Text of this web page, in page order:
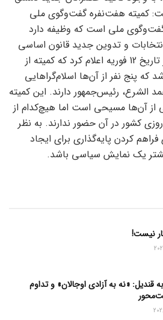
کمیته هفت‌نفره گفت‌وگوی ملی
ملی است که وظیفه دارد
و تدوین جدید قانون اساسی
تهیه کند. دولت دمشق در تاریخ 12 فوریه اعلام کرد که کمیته از
پنج نفر از آن‌ها اسلام‌گراهایی
الشرع، رئیس‌جمهور دارند. این کمیته
آن‌ها مسیحی است اما هیچ‌کدام از
کشور در آن حضور ندارند. به نظر
کردن پایه‌گذاری برای ایجاد
یک نمایش سیاسی باشد.
نیست!
به قندیل: «نه به آزادی اوجالان» و تداوم